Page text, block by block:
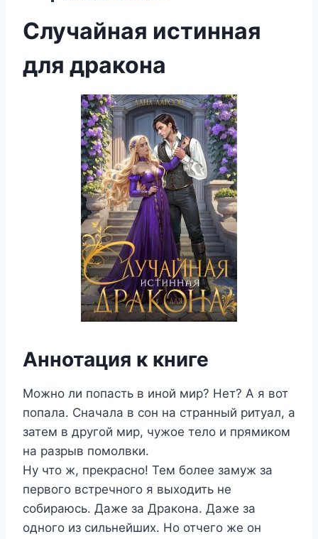
Случайная истинная
для дракона
Аннотация к книге
Можно ли попасть в иной мир? Нет? А я вот
попала. Сначала в сон на странный ритуал, а
затем в другой мир, чужое тело и прямиком
на разрыв помолвки.
Ну что ж, прекрасно! Тем более замуж за
первого встречного я выходить не
собираюсь. Даже за Дракона. Даже за
одного из сильнейших. Но отчего же он